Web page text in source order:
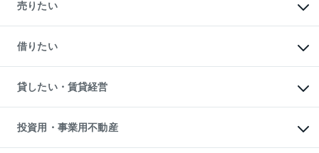
中古マンションの購入
一戸建ての購入
中古一戸建ての購入
不動産購入の流れ
注目キーワード物件特集
購入ガイド
English 繁体中文簡体中文
売りたい
一戸建ての売却・査定
土地の売却・査定
スピードAI査定
不動産査定について
不動産売却の流れ
不動産買換えの流れ
売却ガイド
借りたい
オフィス・店舗の賃貸
借りるときの流れ
借りるガイド
貸したい・賃貸経営
マンション賃料データ
賃貸管理プラン
リロケーションについて
投資用・事業用不動産